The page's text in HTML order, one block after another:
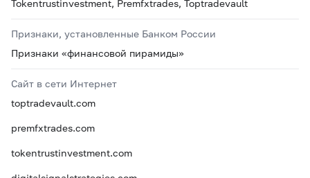
Tokentrustinvestment, Premfxtrades, Toptradevault
Признаки, установленные Банком России
Признаки «финансовой пирамиды»
Сайт в сети Интернет
toptradevault.com
premfxtrades.com
tokentrustinvestment.com